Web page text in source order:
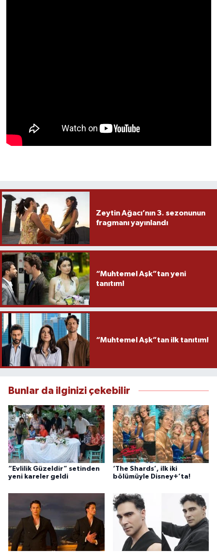
Zeytin Ağacı’nın 3. sezonunun
fragmanı yayınlandı
“Muhtemel Aşk”tan yeni
tanıtım!
“Muhtemel Aşk”tan ilk tanıtım!
Bunlar da ilginizi çekebilir
“Evlilik Güzeldir” setinden
yeni kareler geldi
‘The Shards’, ilk iki
bölümüyle Disney+’ta!